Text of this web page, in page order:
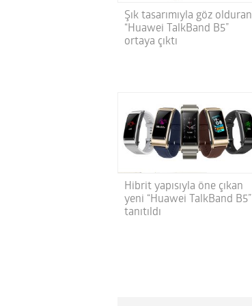
Şık tasarımıyla göz olduran
“Huawei TalkBand B5”
ortaya çıktı
Hibrit yapısıyla öne çıkan
yeni “Huawei TalkBand B5”
tanıtıldı